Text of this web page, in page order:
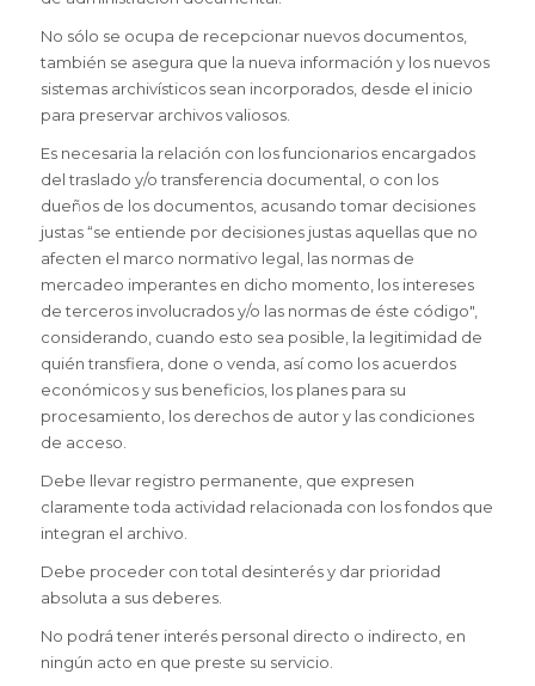
No sólo se ocupa de recepcionar nuevos documentos,
también se asegura que la nueva información y los nuevos
sistemas archivísticos sean incorporados, desde el inicio
para preservar archivos valiosos.
Es necesaria la relación con los funcionarios encargados
del traslado y/o transferencia documental, o con los
dueños de los documentos, acusando tomar decisiones
justas “se entiende por decisiones justas aquellas que no
afecten el marco normativo legal, las normas de
mercadeo imperantes en dicho momento, los intereses
de terceros involucrados y/o las normas de éste código",
considerando, cuando esto sea posible, la legitimidad de
quién transfiera, done o venda, así como los acuerdos
económicos y sus beneficios, los planes para su
procesamiento, los derechos de autor y las condiciones
de acceso.
Debe llevar registro permanente, que expresen
claramente toda actividad relacionada con los fondos que
integran el archivo.
Debe proceder con total desinterés y dar prioridad
absoluta a sus deberes.
No podrá tener interés personal directo o indirecto, en
ningún acto en que preste su servicio.